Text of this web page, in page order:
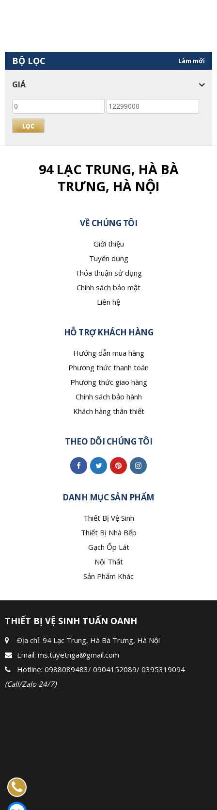
BỘ LỌC Làm mới
GIÁ
Giá
thấp
nhất
Giá
cao
LỌC
94 LẠC TRUNG, HÀ BÀ
TRƯNG, HÀ NỘI
VỀ CHÚNG TÔI
Giới thiệu
Tuyển dụng
Thỏa thuận sử dụng
Chính sách bảo mật
Liên hệ
HỖ TRỢ KHÁCH HÀNG
Hướng dẫn mua hàng
Phương thức thanh toán
Phương thức giao hàng
Chính sách bảo hành
Khách hàng thân thiết
THEO DÕI CHÚNG TÔI
DANH MỤC SẢN PHẨM
Thiết Bị Vệ Sinh
Thiết Bị Nhà Bếp
Gạch Ốp Lát
Nội Thất
Sản Phẩm Khác
THIẾT BỊ VỆ SINH TUẤN OANH
Địa chỉ: 94 Lạc Trung, Hà Bà Trưng, Hà Nội
Email: ms.tuyetnga@gmail.com
Hotline: 0988089483/ 0904152089/ 0395319094
(Call/Zalo 24/7)